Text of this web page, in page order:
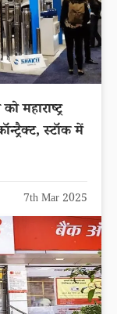
महाराष्ट्र
स्टॉक में
7th Mar 2025